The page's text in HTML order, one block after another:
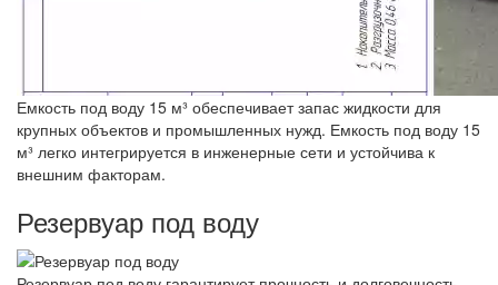
Емкость под воду 15 м³ обеспечивает запас жидкости для
крупных объектов и промышленных нужд. Емкость под воду 15
м³ легко интегрируется в инженерные сети и устойчива к
внешним факторам.
Резервуар под воду